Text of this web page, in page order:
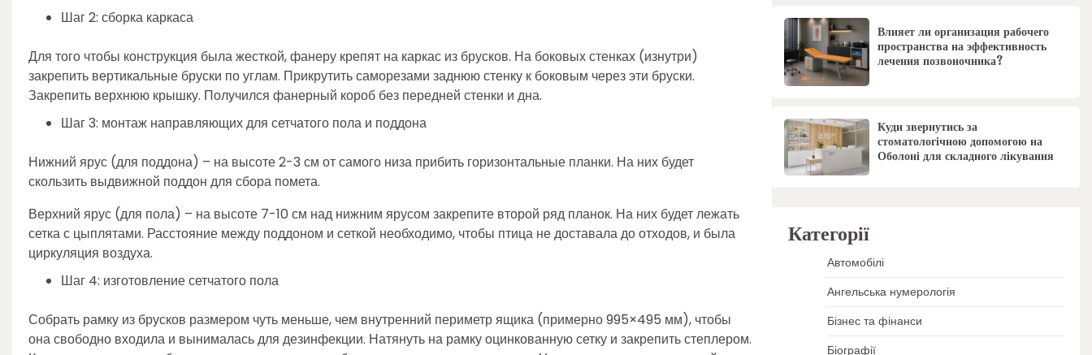
Шаг 2: сборка каркаса
Для того чтобы конструкция была жесткой, фанеру крепят на каркас из брусков. На боковых стенках (изнутри)
закрепить вертикальные бруски по углам. Прикрутить саморезами заднюю стенку к боковым через эти бруски.
Закрепить верхнюю крышку. Получился фанерный короб без передней стенки и дна.
Шаг 3: монтаж направляющих для сетчатого пола и поддона
Нижний ярус (для поддона) – на высоте 2-3 см от самого низа прибить горизонтальные планки. На них будет
скользить выдвижной поддон для сбора помета.
Верхний ярус (для пола) – на высоте 7-10 см над нижним ярусом закрепите второй ряд планок. На них будет лежать
сетка с цыплятами. Расстояние между поддоном и сеткой необходимо, чтобы птица не доставала до отходов, и была
циркуляция воздуха.
Шаг 4: изготовление сетчатого пола
Собрать рамку из брусков размером чуть меньше, чем внутренний периметр ящика (примерно 995×495 мм), чтобы
она свободно входила и вынималась для дезинфекции. Натянуть на рамку оцинкованную сетку и закрепить степлером.
Влияет ли организация рабочего
пространства на эффективность
лечения позвоночника?
Куди звернутись за
стоматологічною допомогою на
Оболоні для складного лікування
Категорії
Автомобілі
Ангельська нумерологія
Бізнес та фінанси
Біографії